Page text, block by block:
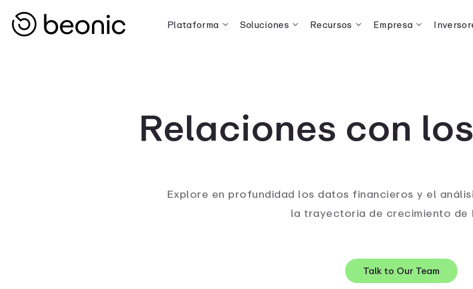
Plataforma Soluciones Recursos Empresa
Relaciones con
Explore en profundidad los datos financieros y el
la trayectoria de crecimiento de
Talk to Our Team